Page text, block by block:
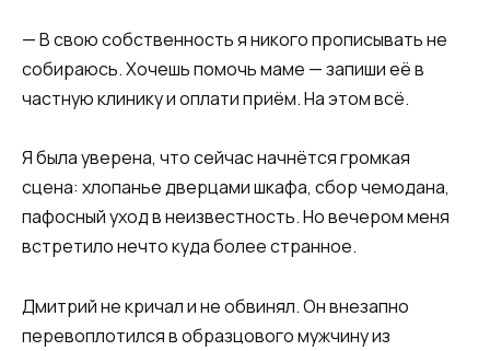
— В свою собственность я никого прописывать не
собираюсь. Хочешь помочь маме — запиши её в
частную клинику и оплати приём. На этом всё.
Я была уверена, что сейчас начнётся громкая
сцена: хлопанье дверцами шкафа, сбор чемодана,
пафосный уход в неизвестность. Но вечером меня
встретило нечто куда более странное.
Дмитрий не кричал и не обвинял. Он внезапно
перевоплотился в образцового мужчину из